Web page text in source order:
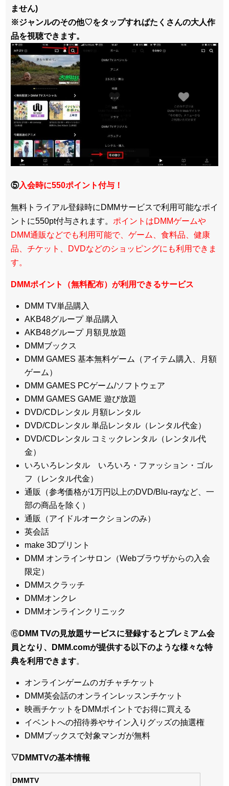
ません)
※ジャンルのその他♡をタップすればたくさんの大人作
品を視聴できます。
⑤入会時に550ポイント付与！
無料トライアル登録時にDMMサービスで利用可能なポイ
ントに550pt付与されます。 ポイントはDMMゲームや
DMM通販などでも利用可能で、ゲーム、食料品、健康
品、チケット、DVDなどのショッピングにも利用できま
す。
DMMポイント（無料配布）が利用できるサービス
DMM TV単品購入
AKB48グループ 単品購入
AKB48グループ 月額見放題
DMMブックス
DMM GAMES 基本無料ゲーム（アイテム購入、月額
ゲーム）
DMM GAMES PCゲーム/ソフトウェア
DMM GAMES GAME 遊び放題
DVD/CDレンタル 月額レンタル
DVD/CDレンタル 単品レンタル（レンタル代金）
DVD/CDレンタル コミックレンタル（レンタル代
金）
いろいろレンタル いろいろ・ファッション・ゴル
フ（レンタル代金）
通販（参考価格が1万円以上のDVD/Blu-rayなど、一
部の商品を除く）
通販（アイドルオークションのみ）
英会話
make 3Dプリント
DMM オンラインサロン（Webブラウザからの入会
限定）
DMMスクラッチ
DMMオンクレ
DMMオンラインクリニック
⑥DMM TVの見放題サービスに登録するとプレミアム会
員となり、DMM.comが提供する以下のような様々な特
典を利用できます。
オンラインゲームのガチャチケット
DMM英会話のオンラインレッスンチケット
映画チケットをDMMポイントでお得に買える
イベントへの招待券やサイン入りグッズの抽選権
DMMブックスで対象マンガが無料
▽DMMTVの基本情報
DMMTV